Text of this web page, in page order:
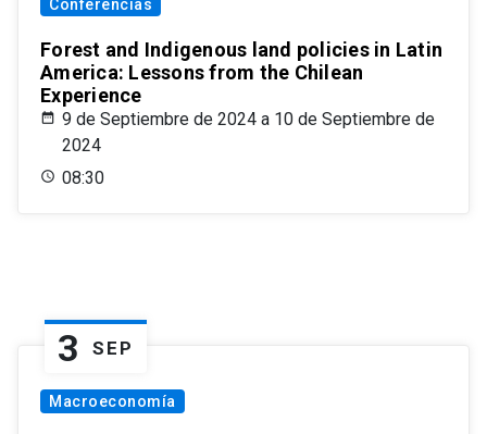
Conferencias
Forest and Indigenous land policies in Latin
America: Lessons from the Chilean
Experience
9 de Septiembre de 2024 a 10 de Septiembre de
2024
08:30
3 SEP
Macroeconomía